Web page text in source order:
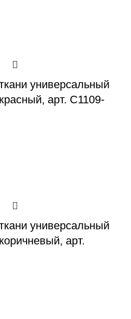
универсальный
арт. С1109-
универсальный
арт.